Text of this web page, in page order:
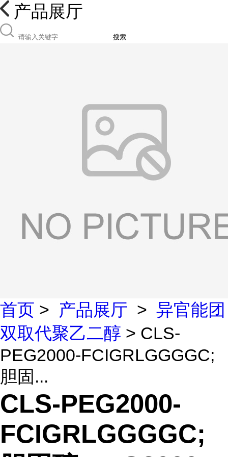
产品展厅
搜索
首页 > 产品展厅 > 异官能团
双取代聚乙二醇 > CLS-
PEG2000-FCIGRLGGGGC;
胆固...
CLS-PEG2000-
FCIGRLGGGGC;